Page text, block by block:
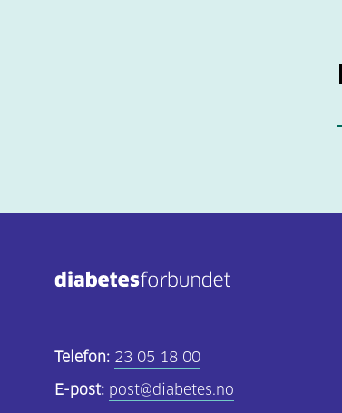
Telefon: 23 05 18 00
E-post: post@diabetes.no